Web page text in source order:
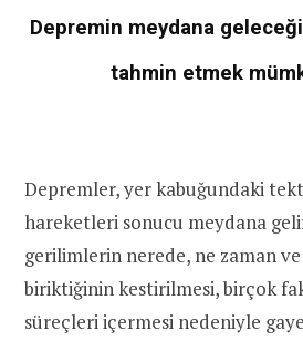
Depremin meydana
tahmin etmek
Depremler, yer kabuğundaki
hareketleri sonucu meydana
gerilimlerin nerede, ne zaman
biriktiğinin kestirilmesi, birçok
süreçleri içermesi nedeniyle